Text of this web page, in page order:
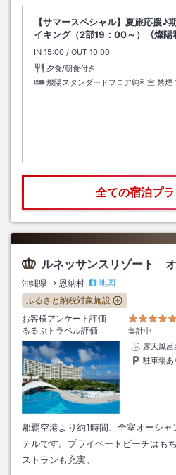
【サマースペシャル】夏旅応援♪
イキング（2部19：00～）《燦陽
IN チェックイン
15:00 / OUT チェックアウト
10:00
夕食/朝食付き
燦陽スタンダードフロア純和室 禁煙
全ての宿泊プ
ルネッサンスリゾート
沖縄県 恩納村
地図
ふるさと納税対象施設
お客様アンケート評価
るるぶトラベル評価
集計中
露天風呂
駐車場あ
那覇空港より約1時間、全室オーシ
テルです。プライベートビーチはも
ストランも充実。